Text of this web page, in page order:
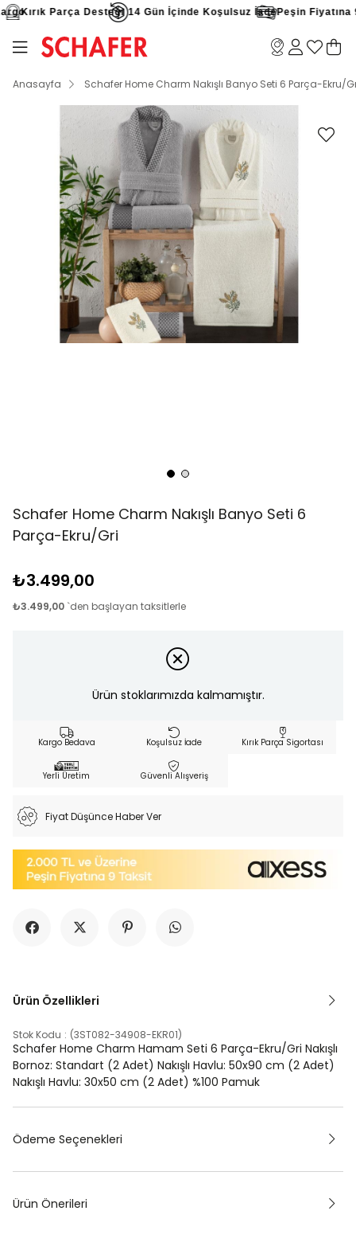
Kırık Parça Desteği 14 Gün İçinde Koşulsuz İadePeşin Fiyatına 9
Anasayfa Schafer Home Charm Nakışlı Banyo Seti 6 Parça-Ekru/
Schafer Home Charm Nakışlı Banyo Seti 6
Parça-Ekru/Gri
₺3.499,00
₺3.499,00 `den başlayan taksitlerle
Ürün stoklarımızda kalmamıştır.
Kargo Bedava Koşulsuz İade Kırık Parça Sigortası
Yerli Üretim Güvenli Alışveriş
Fiyat Düşünce Haber Ver
Ürün Özellikleri
Stok Kodu (3ST082-34908-EKR01)
Schafer Home Charm Hamam Seti 6 Parça-Ekru/Gri Nakışlı
Bornoz: Standart (2 Adet) Nakışlı Havlu: 50x90 cm (2 Adet)
Nakışlı Havlu: 30x50 cm (2 Adet) %100 Pamuk
Ödeme Seçenekleri
Ürün Önerileri